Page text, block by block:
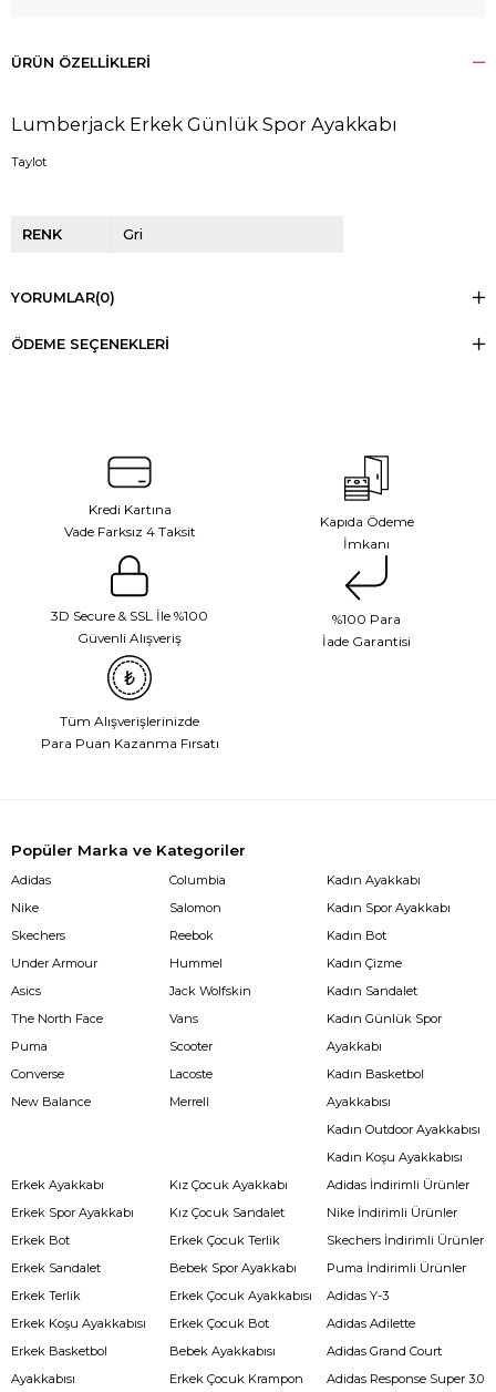
ÜRÜN ÖZELLIKLERI
Lumberjack Erkek Günlük Spor Ayakkabı
Taylot
RENK Gri
YORUMLAR(0)
ÖDEME SEÇENEKLERI
Kredi Kartına
Vade Farksız 4 Taksit
Kapıda Ödeme
İmkanı
3D Secure & SSL İle %100
Güvenli Alışveriş
%100 Para
İade Garantisi
Tüm Alışverişlerinizde
Para Puan Kazanma Fırsatı
Popüler Marka ve Kategoriler
Adidas
Nike
Skechers
Under Armour
Asics
The North Face
Puma
Converse
New Balance
Columbia
Salomon
Reebok
Hummel
Jack Wolfskin
Vans
Scooter
Lacoste
Merrell
Kadın Ayakkabı
Kadın Spor Ayakkabı
Kadın Bot
Kadın Çizme
Kadın Sandalet
Kadın Günlük Spor
Ayakkabı
Kadın Basketbol
Ayakkabısı
Kadın Outdoor Ayakkabısı
Kadın Koşu Ayakkabısı
Erkek Ayakkabı
Erkek Spor Ayakkabı
Erkek Bot
Erkek Sandalet
Erkek Terlik
Erkek Koşu Ayakkabısı
Erkek Basketbol
Ayakkabısı
Kız Çocuk Ayakkabı
Kız Çocuk Sandalet
Erkek Çocuk Terlik
Bebek Spor Ayakkabı
Erkek Çocuk Ayakkabısı
Erkek Çocuk Bot
Bebek Ayakkabısı
Erkek Çocuk Krampon
Adidas İndirimli Ürünler
Nike İndirimli Ürünler
Skechers İndirimli Ürünler
Puma İndirimli Ürünler
Adidas Y-3
Adidas Adilette
Adidas Grand Court
Adidas Response Super 3.0